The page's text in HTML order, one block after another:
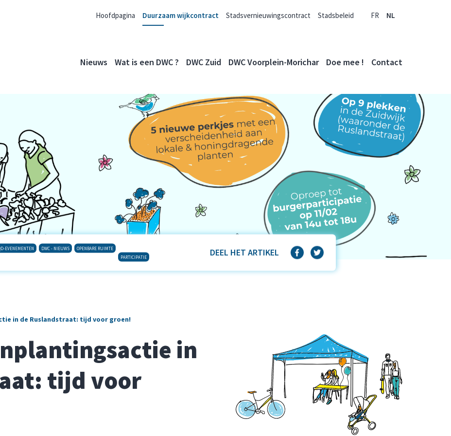
Hoofdpagina Duurzaam wijkcontract Stadsvernieuwingscontract Stadsbeleid FR NL
Nieuws Wat is een DWC ? DWC Zuid DWC Voorplein-Morichar Doe mee ! Contact
EVENEMENTEN DWC - NIEUWS
OPENBARE RUIMTE
PARTICIPATIE
DEEL HET ARTIKEL
in de Ruslandstraat: tijd voor groen!
in
tijd voor